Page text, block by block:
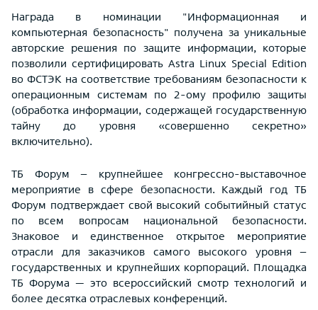
Награда в номинации "Информационная и
компьютерная безопасность" получена за уникальные
авторские решения по защите информации, которые
позволили сертифицировать Astra Linux Special Edition
во ФСТЭК на соответствие требованиям безопасности к
операционным системам по 2-ому профилю защиты
(обработка информации, содержащей государственную
тайну до уровня «совершенно секретно»
включительно).
ТБ Форум – крупнейшее конгрессно-выставочное
мероприятие в сфере безопасности. Каждый год ТБ
Форум подтверждает свой высокий событийный статус
по всем вопросам национальной безопасности.
Знаковое и единственное открытое мероприятие
отрасли для заказчиков самого высокого уровня –
государственных и крупнейших корпораций. Площадка
ТБ Форума — это всероссийский смотр технологий и
более десятка отраслевых конференций.